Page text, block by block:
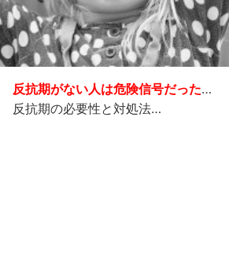
反抗期がない人は危険信号だった…
反抗期の必要性と対処法…